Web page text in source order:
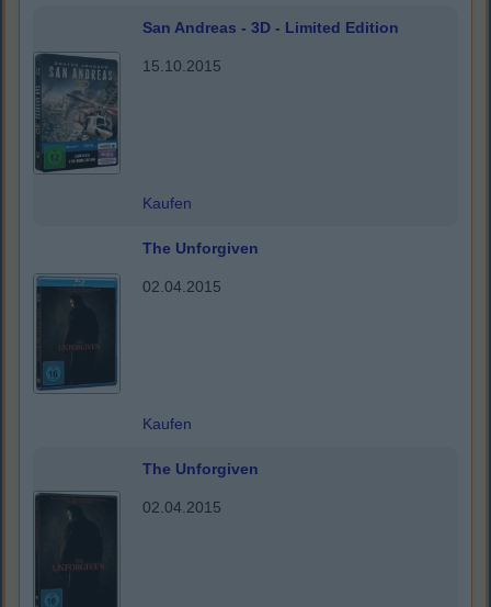
San Andreas - 3D - Limited Edition
15.10.2015
Kaufen
The Unforgiven
02.04.2015
Kaufen
The Unforgiven
02.04.2015